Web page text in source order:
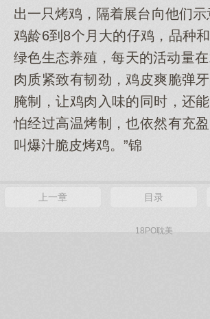
出一只烤鸡，隔着展台向他们示
鸡龄6到8个月大的仔鸡，品种
绿色生态养殖，每天的活动量在
肉质紧致有韧劲，鸡皮爽脆弹
腌制，让鸡肉入味的同时，还
怕经过高温烤制，也依然有充
叫爆汁脆皮烤鸡。”锦
上一章 目录
18PO耽美